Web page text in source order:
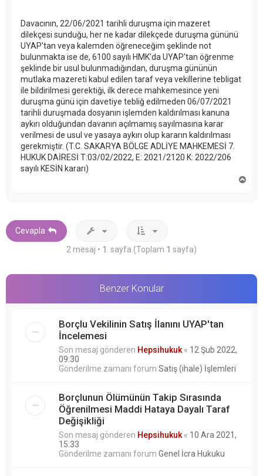
Davacının, 22/06/2021 tarihli duruşma için mazeret
dilekçesi sunduğu, her ne kadar dilekçede duruşma gününü
UYAP'tan veya kalemden öğreneceğim şeklinde not
bulunmakta ise de, 6100 sayılı HMK'da UYAP'tan öğrenme
şeklinde bir usul bulunmadığından, duruşma gününün
mutlaka mazereti kabul edilen taraf veya vekillerine tebligat
ile bildirilmesi gerektiği, ilk derece mahkemesince yeni
duruşma günü için davetiye tebliğ edilmeden 06/07/2021
tarihli duruşmada dosyanın işlemden kaldırılması kanuna
aykırı olduğundan davanın açılmamış sayılmasına karar
verilmesi de usul ve yasaya aykırı olup kararın kaldırılması
gerekmiştir. (T.C. SAKARYA BÖLGE ADLİYE MAHKEMESİ 7.
HUKUK DAİRESİ T:03/02/2022, E: 2021/2120 K: 2022/206
sayılı KESİN kararı)
Cevapla
2 mesaj • 1 . sayfa (Toplam 1 sayfa)
Benzer Konular
Borçlu Vekilinin Satış İlanını UYAP'tan
İncelemesi
Son mesaj gönderen Hepsihukuk« 12 Şub 2022,
09:30
Gönderilme zamanı forum Satış (ihale) İşlemleri
Borçlunun Ölümünün Takip Sırasında
Öğrenilmesi Maddi Hataya Dayalı Taraf
Değişikliği
Son mesaj gönderen Hepsihukuk« 10 Ara 2021,
15:33
Gönderilme zamanı forum Genel İcra Hukuku